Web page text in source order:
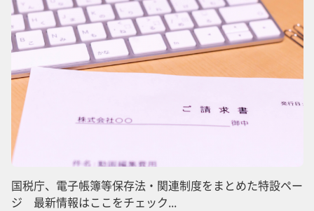
国税庁、電子帳簿等保存法・関連制度をまとめた特設ペー
ジ 最新情報はここをチェック...